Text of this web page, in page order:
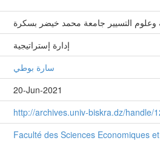
إدارة إستراتیجیة
سارة بوطي
20-Jun-2021
http://archives.univ-biskra.dz/handle/
Faculté des Sciences Economiques